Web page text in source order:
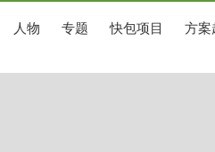
人物 专题 快包项目 方案